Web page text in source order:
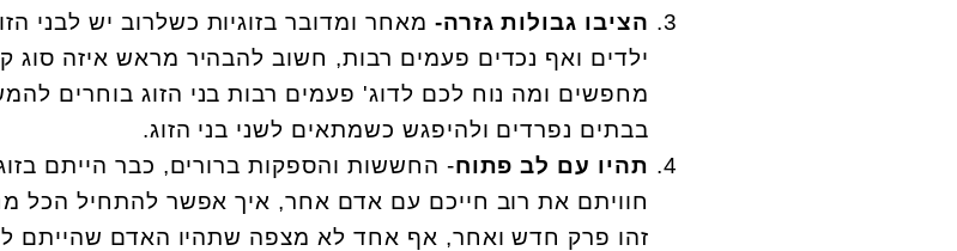
הציבו גבולות גזרה- מאחר ומדובר בזוגיות כשלרוב יש לבני
ילדים ואף נכדים פעמים רבות, חשוב להבהיר מראש איזה סוג
מחפשים ומה נוח לכם לדוג' פעמים רבות בני הזוג בוחרים
בבתים נפרדים ולהיפגש כשמתאים לשני בני הזוג.
תהיו עם לב פתוח- החששות והספקות ברורים, כבר הייתם
חוויתם את רוב חייכם עם אדם אחר, איך אפשר להתחיל הכל